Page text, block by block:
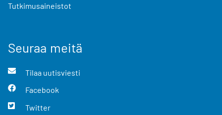
Tutkimusaineistot
Seuraa meitä
Tilaa uutisviesti
Facebook
Twitter